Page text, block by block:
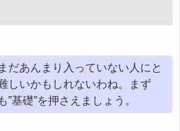
だあんまり入っていない人にと
しいかもしれないわね。まず
”基礎”を押さえましょう。